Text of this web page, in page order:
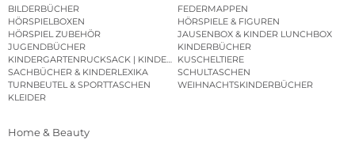
BILDERBÜCHER
FEDERMAPPEN
HÖRSPIELBOXEN
HÖRSPIELE & FIGUREN
HÖRSPIEL ZUBEHÖR
JAUSENBOX & KINDER LUNCHBOX
JUGENDBÜCHER
KINDERBÜCHER
KINDERGARTENRUCKSACK | KINDERGARTENBEUTEL
KUSCHELTIERE
SACHBÜCHER & KINDERLEXIKA
SCHULTASCHEN
TURNBEUTEL & SPORTTASCHEN
WEIHNACHTSKINDERBÜCHER
KLEIDER
Home & Beauty